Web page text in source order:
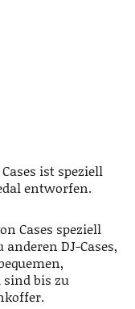
ist speziell
entworfen.
Cases speziell
DJ-Cases,
sind bis zu